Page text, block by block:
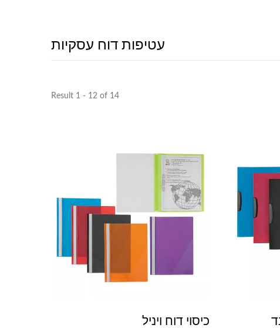
עטיפות דוח עסקיות
Result 1 - 12 of 14
כיסוי דוח ויניל